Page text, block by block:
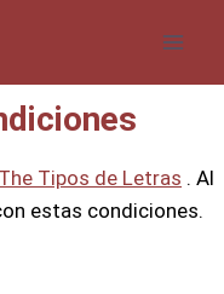
The Tipos de Letras . Al
estas condiciones.